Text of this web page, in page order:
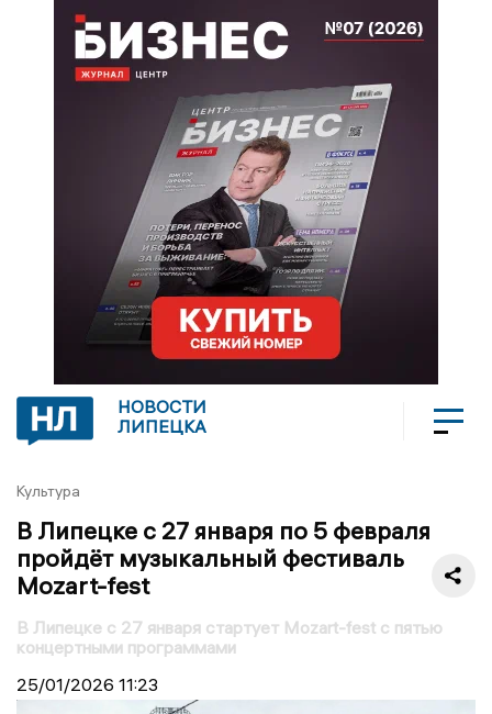
НОВОСТИ
ЛИПЕЦКА
Культура
В Липецке с 27 января по 5 февраля
пройдёт музыкальный фестиваль
Mozart-fest
В Липецке с 27 января стартует Mozart-fest с пятью
концертными программами
25/01/2026 11:23